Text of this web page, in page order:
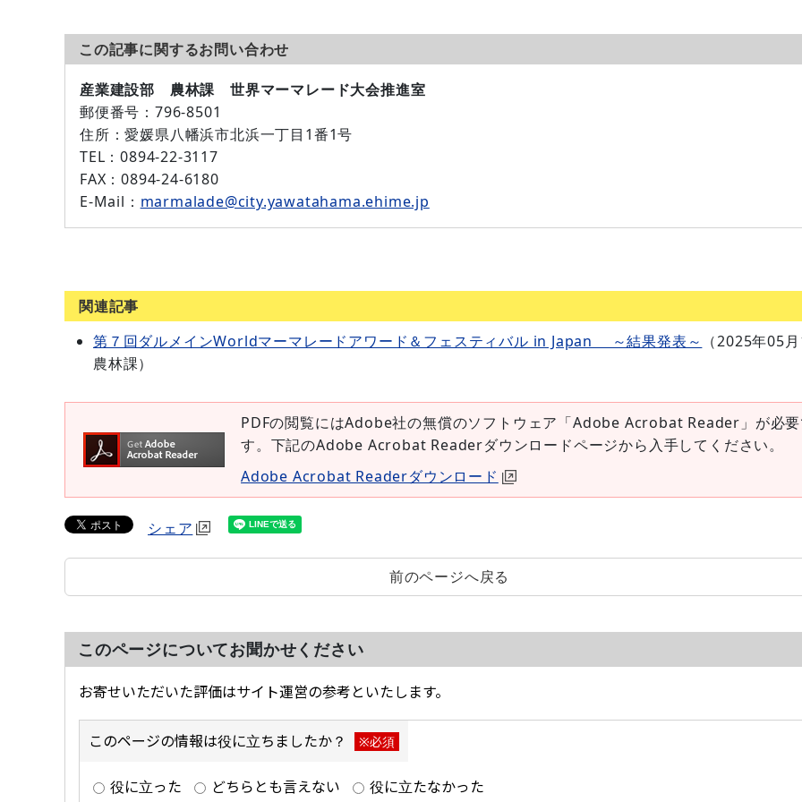
この記事に関するお問い合わせ
産業建設部 農林課 世界マーマレード大会推進室
郵便番号 ：796-8501
住所 ：愛媛県八幡浜市北浜一丁目1番1号
TEL ：0894-22-3117
FAX ：0894-24-6180
E-Mail： marmalade@city.yawatahama.ehime.jp
関連記事
第７回ダルメインWorldマーマレードアワード＆フェスティバル in Japan ～結果発表～ （2025年05
農林課）
PDFの閲覧にはAdobe社の無償のソフトウェア「Adobe Acrobat Reader」が必
す。下記のAdobe Acrobat Readerダウンロードページから入手してください。
Adobe Acrobat Readerダウンロード
シェア
前のページへ戻る
このページについてお聞かせください